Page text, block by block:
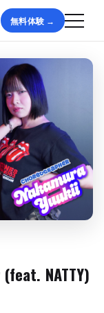
無料体験 →
NATTY)